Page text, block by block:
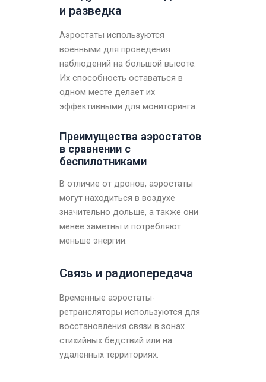
и разведка
Аэростаты используются
военными для проведения
наблюдений на большой высоте.
Их способность оставаться в
одном месте делает их
эффективными для мониторинга.
Преимущества аэростатов
в сравнении с
беспилотниками
В отличие от дронов, аэростаты
могут находиться в воздухе
значительно дольше, а также они
менее заметны и потребляют
меньше энергии.
Связь и радиопередача
Временные аэростаты-
ретрансляторы используются для
восстановления связи в зонах
стихийных бедствий или на
удаленных территориях.